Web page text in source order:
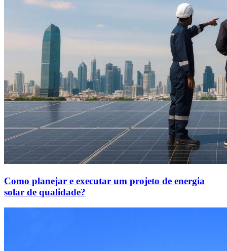
Como planejar e executar um projeto de energia
solar de qualidade?